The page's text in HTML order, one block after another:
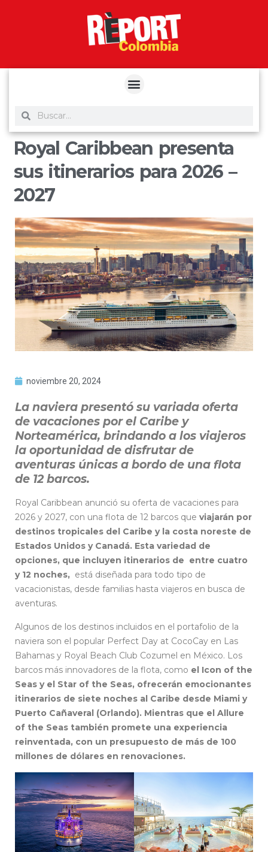
Royal Caribbean presenta
sus itinerarios para 2026 –
2027
noviembre 20, 2024
La naviera presentó su variada oferta
de vacaciones por el Caribe y
Norteamérica, brindando a los viajeros
la oportunidad de disfrutar de
aventuras únicas a bordo de una flota
de 12 barcos.
Royal Caribbean anunció su oferta de vacaciones para
2026 y 2027, con una flota de 12 barcos que viajarán por
destinos tropicales del Caribe y la costa noreste de
Estados Unidos y Canadá. Esta variedad de
opciones, que incluyen itinerarios de entre cuatro
y 12 noches, está diseñada para todo tipo de
vacacionistas, desde familias hasta viajeros en busca de
aventuras.
Algunos de los destinos incluidos en el portafolio de la
naviera son el popular Perfect Day at CocoCay en Las
Bahamas y Royal Beach Club Cozumel en México. Los
barcos más innovadores de la flota, como el Icon of the
Seas y el Star of the Seas, ofrecerán emocionantes
itinerarios de siete noches al Caribe desde Miami y
Puerto Cañaveral (Orlando). Mientras que el Allure
of the Seas también promete una experiencia
reinventada, con un presupuesto de más de 100
millones de dólares en renovaciones.